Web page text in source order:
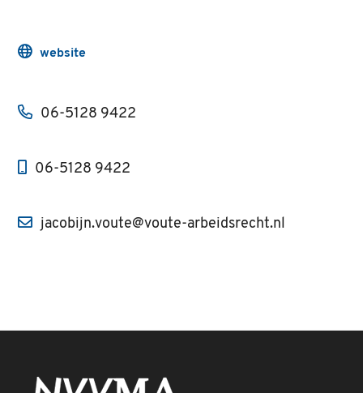
website
06-5128 9422
06-5128 9422
jacobijn.voute@voute-arbeidsrecht.nl